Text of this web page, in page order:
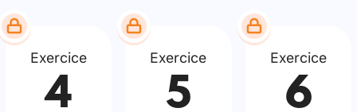
Exercice
4
Exercice
5
Exercice
6